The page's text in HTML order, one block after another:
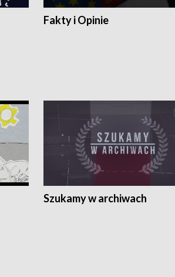
Fakty i Opinie
Szukamy w archiwach